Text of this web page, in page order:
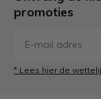
promoties
* Lees hier de